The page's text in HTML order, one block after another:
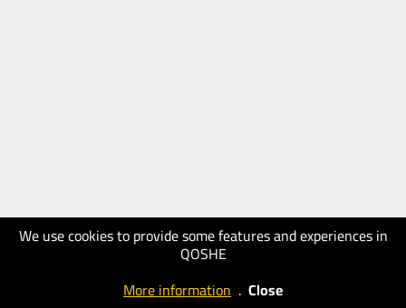
We use cookies to provide some features and experiences in
QOSHE
More information . Close